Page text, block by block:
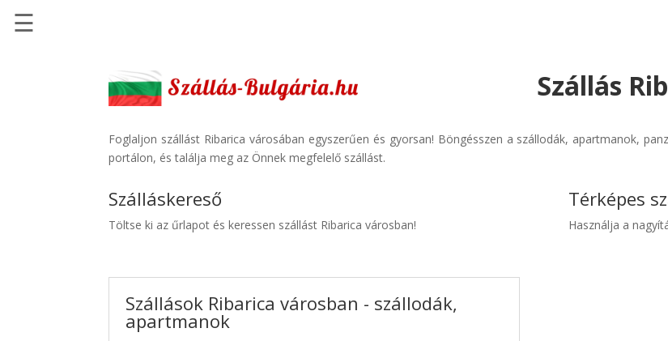
Szállásinfo.eu
Repülőjegy
☰
Szállás
Foglaljon szállást Ribarica városában egyszerűen és gyorsan! Böngésszen a szállodák, apartmanok,
portálon, és találja meg az Önnek megfelelő szállást.
Szálláskereső
Töltse ki az űrlapot és keressen szállást Ribarica városban!
Szállások Ribarica városban - szállodák,
apartmanok
Térképes
Használja a